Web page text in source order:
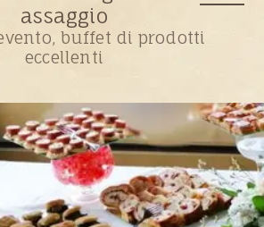
assaggio
buffet di prodotti
eccellenti